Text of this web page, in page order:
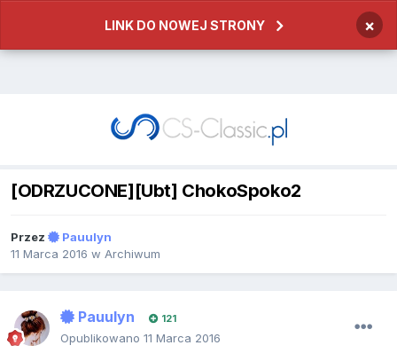
LINK DO NOWEJ STRONY ×
[ODRZUCONE][Ubt] ChokoSpoko2
Przez
Pauulyn
11 Marca 2016 w Archiwum
Pauulyn 121
Opublikowano 11 Marca 2016